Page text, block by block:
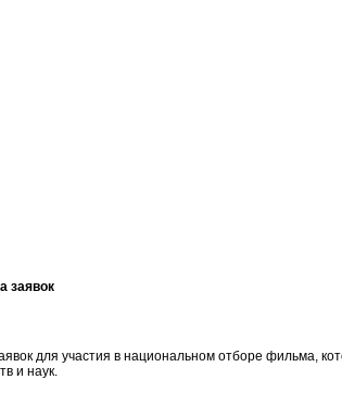
заявок
для участия в национальном отборе
и наук.